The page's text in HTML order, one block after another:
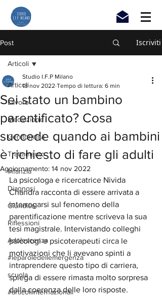
Post Iscriviti
Articoli
Lavoro
Mediazione
Genitorialità
Trattamento
Infanzia
Diagnosi
Giuridica
Riflessioni
Adolescenza
#leparoledellemergenza
scuola
#articoliinternazionali
Articoli
Sei stato un bambino
parentificato? Cosa
succede quando ai bambini
è richiesto di fare gli adulti
Studio I.F.P Milano
13 nov 2022 Tempo di lettura: 6 min
Aggiornamento: 14 nov 2022
La psicologa e ricercatrice Nivida
Chandra racconta di essere arrivata a
interrogarsi sul fenomeno della
parentificazione mentre scriveva la sua
tesi magistrale. Intervistando colleghi
psicologi e psicoterapeuti circa le
motivazioni che li avevano spinti a
intraprendere questo tipo di carriera,
spiega di essere rimasta molto sorpresa
dalla coerenza delle loro risposte.